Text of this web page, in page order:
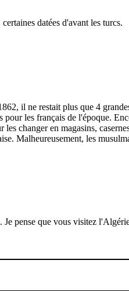
datées d'avant les turcs.
il ne restait plus que 4
pour les français de l'époque.
changer en magasins,
Malheureusement, les
pense que vous visitez